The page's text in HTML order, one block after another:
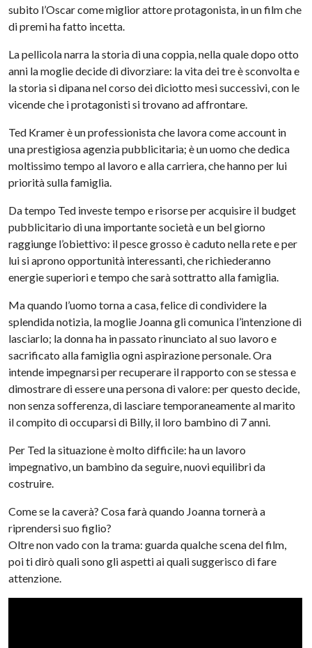
subito l’Oscar come miglior attore protagonista, in un film che
di premi ha fatto incetta.
La pellicola narra la storia di una coppia, nella quale dopo otto
anni la moglie decide di divorziare: la vita dei tre è sconvolta e
la storia si dipana nel corso dei diciotto mesi successivi, con le
vicende che i protagonisti si trovano ad affrontare.
Ted Kramer è un professionista che lavora come account in
una prestigiosa agenzia pubblicitaria; è un uomo che dedica
moltissimo tempo al lavoro e alla carriera, che hanno per lui
priorità sulla famiglia.
Da tempo Ted investe tempo e risorse per acquisire il budget
pubblicitario di una importante società e un bel giorno
raggiunge l’obiettivo: il pesce grosso è caduto nella rete e per
lui si aprono opportunità interessanti, che richiederanno
energie superiori e tempo che sarà sottratto alla famiglia.
Ma quando l’uomo torna a casa, felice di condividere la
splendida notizia, la moglie Joanna gli comunica l’intenzione di
lasciarlo; la donna ha in passato rinunciato al suo lavoro e
sacrificato alla famiglia ogni aspirazione personale. Ora
intende impegnarsi per recuperare il rapporto con se stessa e
dimostrare di essere una persona di valore: per questo decide,
non senza sofferenza, di lasciare temporaneamente al marito
il compito di occuparsi di Billy, il loro bambino di 7 anni.
Per Ted la situazione è molto difficile: ha un lavoro
impegnativo, un bambino da seguire, nuovi equilibri da
costruire.
Come se la caverà? Cosa farà quando Joanna tornerà a
riprendersi suo figlio?
Oltre non vado con la trama: guarda qualche scena del film,
poi ti dirò quali sono gli aspetti ai quali suggerisco di fare
attenzione.